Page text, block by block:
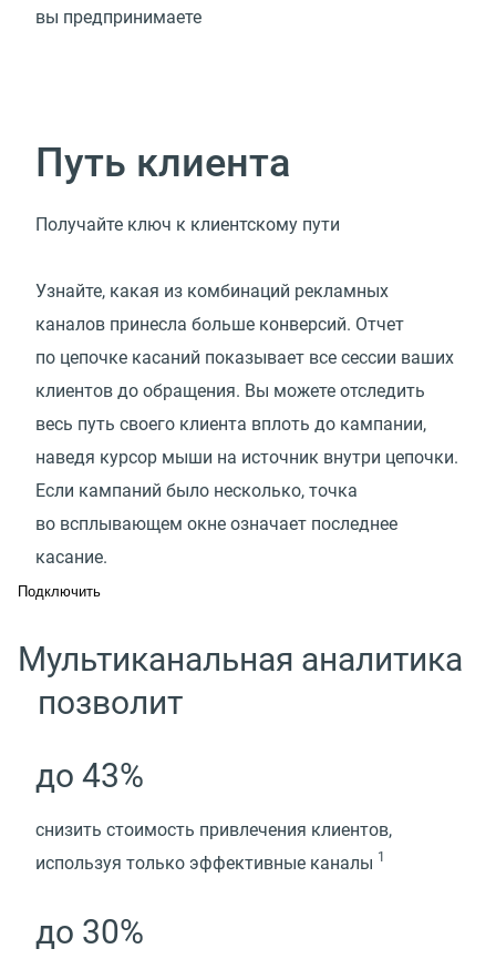
вы предпринимаете
Путь клиента
Получайте ключ к клиентскому пути
Узнайте, какая из комбинаций рекламных
каналов принесла больше конверсий. Отчет
по цепочке касаний показывает все сессии ваших
клиентов до обращения. Вы можете отследить
весь путь своего клиента вплоть до кампании,
наведя курсор мыши на источник внутри цепочки.
Если кампаний было несколько, точка
во всплывающем окне означает последнее
касание.
Подключить
Мультиканальная аналитика
позволит
до 43%
снизить стоимость привлечения клиентов,
используя только эффективные каналы 1
до 30%